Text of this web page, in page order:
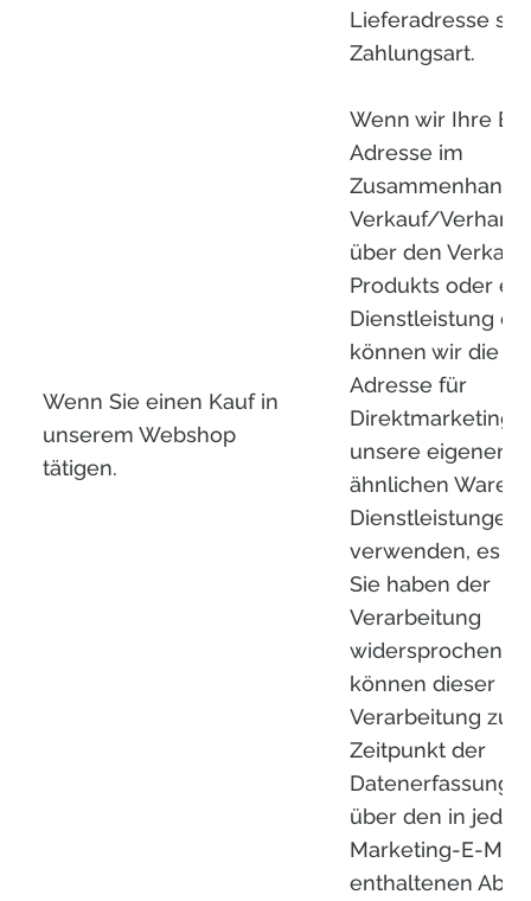
Wenn Sie einen Kauf in
unserem Webshop
tätigen.
Lieferadresse
Zahlungsart.
Wenn wir Ihre E-
Adresse im
Zusammenhang
Verkauf/
über den Verkauf
Produkts oder
Dienstleistung
können wir die
Adresse für
Direktmarketing
unsere eigenen
ähnlichen Waren
Dienstleistungen
verwenden, es
Sie haben der
Verarbeitung
widersprochen.
können dieser
Verarbeitung zum
Zeitpunkt der
Datenerfassung
über den in jeder
Marketing-E-Mail
enthaltenen